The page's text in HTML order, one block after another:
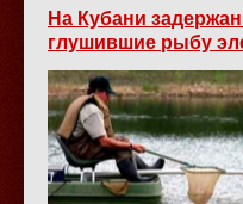
На Кубани
глушившие рыбу